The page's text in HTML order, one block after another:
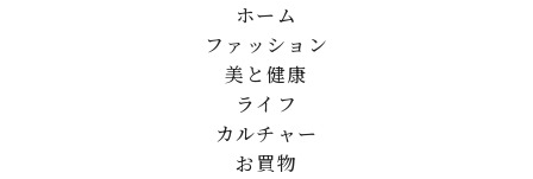
ホーム
ファッション
美と健康
ライフ
カルチャー
お買物